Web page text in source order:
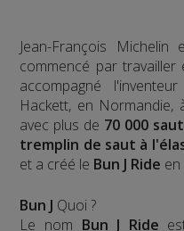
Jean-François Michelin
commencé par
accompagné
Hackett, en Normandie,
avec plus de 70 000
tremplin de saut à
et a créé le Bun J Ride en
Bun J Quoi ?
Le nom Bun J Ride